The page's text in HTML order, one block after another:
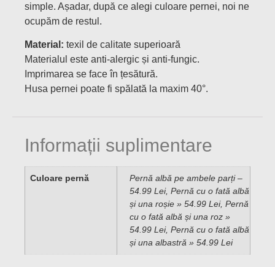
simple. Așadar, după ce alegi culoare pernei, noi ne
ocupăm de restul.
Material: texil de calitate superioară
Materialul este anti-alergic și anti-fungic.
Imprimarea se face în țesătură.
Husa pernei poate fi spălată la maxim 40°.
Informații suplimentare
Culoare pernă
Pernă albă pe ambele parți –
54.99 Lei, Pernă cu o fată albă
și una roșie » 54.99 Lei, Pernă
cu o fată albă și una roz »
54.99 Lei, Pernă cu o fată albă
și una albastră » 54.99 Lei